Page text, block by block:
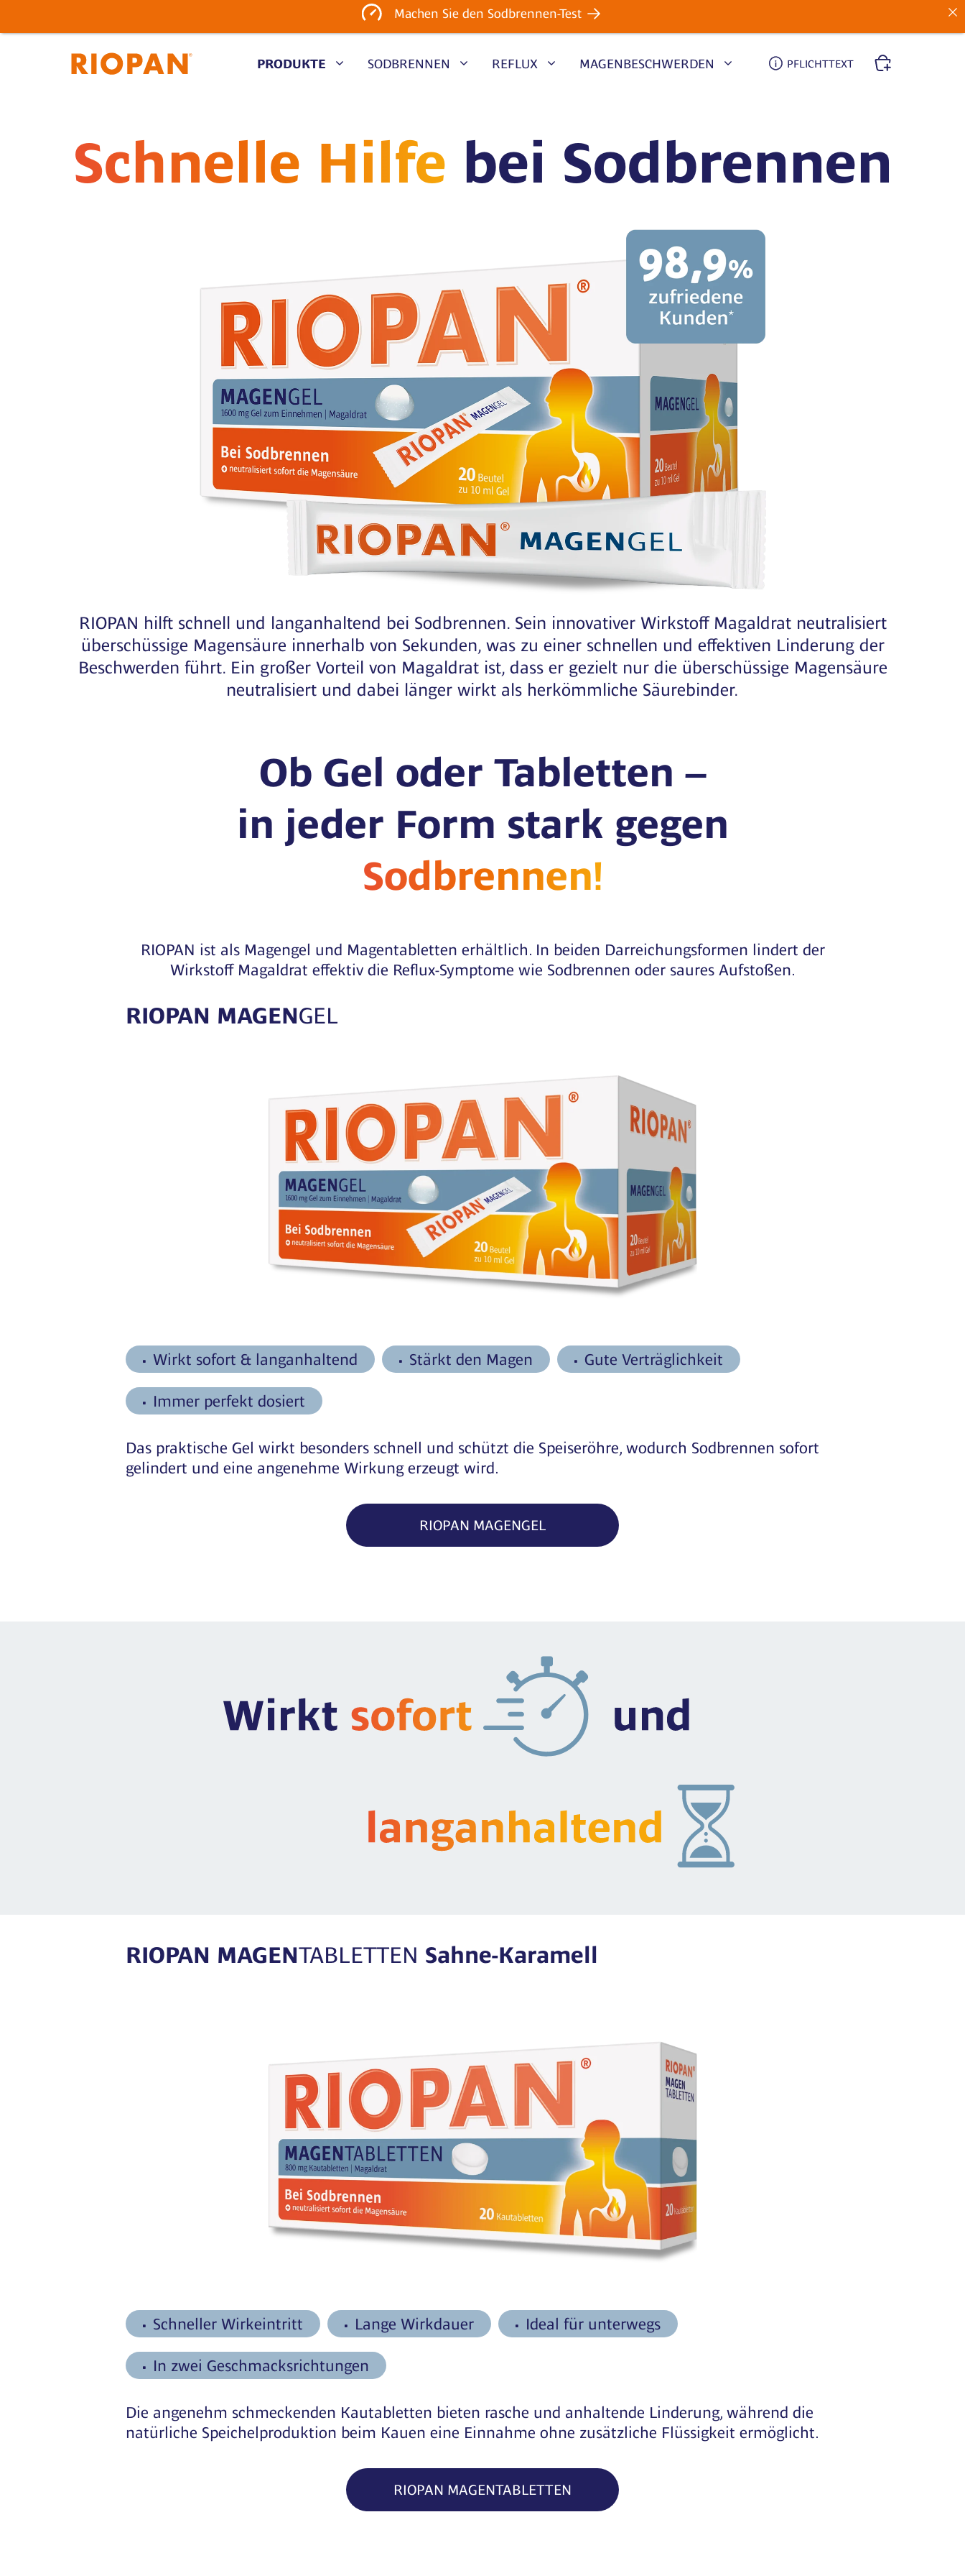
PRODUKTE SODBRENNEN REFLUX MAGENBESCHWERDEN PFLICHT­TEXT
Schnelle Hilfe bei Sodbrennen
RIOPAN hilft schnell und langanhaltend bei Sodbrennen. Sein innovativer Wirkstoff Magaldrat neutralisiert
überschüssige Magensäure innerhalb von Sekunden, was zu einer schnellen und effektiven Linderung der
Beschwerden führt. Ein großer Vorteil von Magaldrat ist, dass er gezielt nur die überschüssige Magensäure
neutralisiert und dabei länger wirkt als herkömmliche Säurebinder.
Ob Gel oder Tabletten –
in jeder Form stark gegen
Sodbrennen!
RIOPAN ist als Magengel und Magentabletten erhältlich. In beiden Darreichungsformen lindert der
Wirkstoff Magaldrat effektiv die Reflux-Symptome wie Sodbrennen oder saures Aufstoßen.
RIOPAN MAGENGEL
Wirkt sofort & langanhaltend Stärkt den Magen Gute Verträglichkeit
Immer perfekt dosiert
Das praktische Gel wirkt besonders schnell und schützt die Speiseröhre, wodurch Sodbrennen sofort
gelindert und eine angenehme Wirkung erzeugt wird.
RIOPAN MAGENGEL
RIOPAN MAGENTABLETTEN Sahne-Karamell
Schneller Wirkeintritt Lange Wirkdauer Ideal für unterwegs
In zwei Geschmacksrichtungen
Die angenehm schmeckenden Kautabletten bieten rasche und anhaltende Linderung, während die
natürliche Speichelproduktion beim Kauen eine Einnahme ohne zusätzliche Flüssigkeit ermöglicht.
RIOPAN MAGENTABLETTEN
Machen Sie den Sodbrennen-Test